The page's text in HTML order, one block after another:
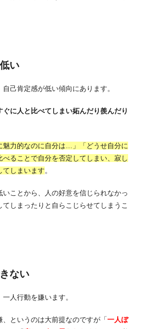
い
己肯定感が低い傾向にあります。
ぐに人と比べてしまい妬んだり羨んだり
魅力的なのに自分は…」「どうせ自分に
べることで自分を否定してしまい、寂し
てしまいます。
いことから、人の好意を信じられなかっ
てしまったりと自らこじらせてしまうこ
ない
人行動を嫌います。
、というのは大前提なのですが「一人ぼ